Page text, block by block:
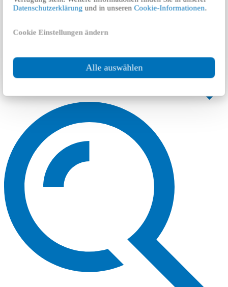
Datenschutzerklärung und in unserenCookie-Informationen.
Cookie Einstellungen ändern
Alle auswählen